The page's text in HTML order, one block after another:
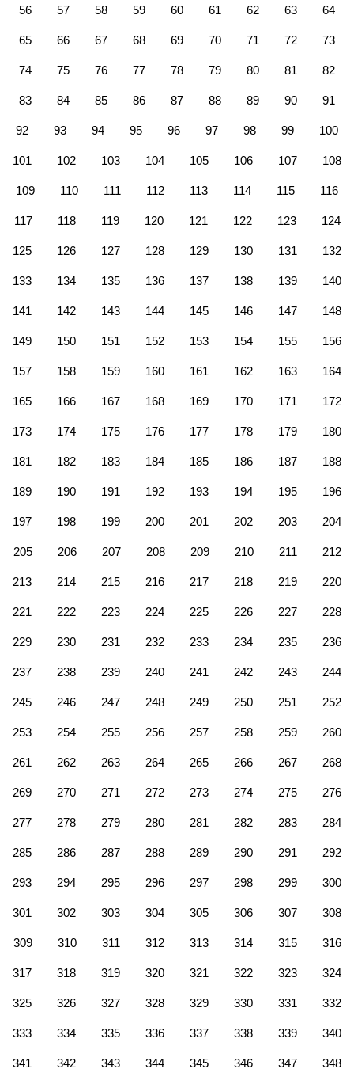
56 57 58 59 60 61 62 63 64
65 66 67 68 69 70 71 72 73
74 75 76 77 78 79 80 81 82
83 84 85 86 87 88 89 90 91
92 93 94 95 96 97 98 99 100
101 102 103 104 105 106 107 108
109 110 111 112 113 114 115 116
117 118 119 120 121 122 123 124
125 126 127 128 129 130 131 132
133 134 135 136 137 138 139 140
141 142 143 144 145 146 147 148
149 150 151 152 153 154 155 156
157 158 159 160 161 162 163 164
165 166 167 168 169 170 171 172
173 174 175 176 177 178 179 180
181 182 183 184 185 186 187 188
189 190 191 192 193 194 195 196
197 198 199 200 201 202 203 204
205 206 207 208 209 210 211 212
213 214 215 216 217 218 219 220
221 222 223 224 225 226 227 228
229 230 231 232 233 234 235 236
237 238 239 240 241 242 243 244
245 246 247 248 249 250 251 252
253 254 255 256 257 258 259 260
261 262 263 264 265 266 267 268
269 270 271 272 273 274 275 276
277 278 279 280 281 282 283 284
285 286 287 288 289 290 291 292
293 294 295 296 297 298 299 300
301 302 303 304 305 306 307 308
309 310 311 312 313 314 315 316
317 318 319 320 321 322 323 324
325 326 327 328 329 330 331 332
333 334 335 336 337 338 339 340
341 342 343 344 345 346 347 348